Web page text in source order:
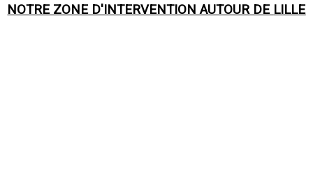
NOTRE ZONE D'INTERVENTION AUTOUR DE LILLE